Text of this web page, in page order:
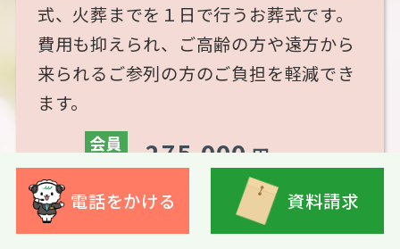
電話をかける 資料請求
式、火葬までを１日で行うお葬式です。
費用も抑えられ、ご高齢の方や遠方から
来られるご参列の方のご負担を軽減でき
ます。
会員
275,000円
一般価格 352,000 円（税込）